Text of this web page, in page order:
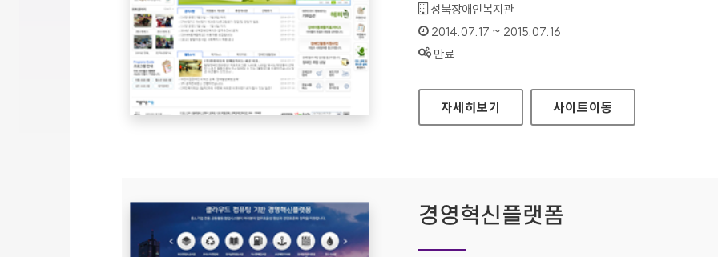
기관명 :
성북장애인복지관
인증기간 :
2014.07.17 ~ 2015.07.16
상태 :
만료
성북장애인복지관 홈페이지
자세히보기 사이트이동
경영혁신플랫폼